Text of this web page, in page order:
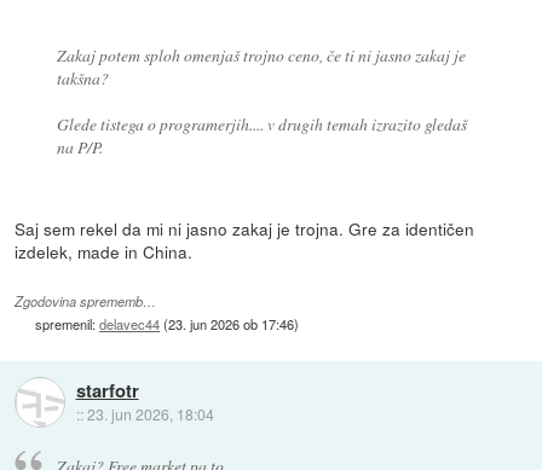
Zakaj potem sploh omenjaš trojno ceno, če ti ni jasno zakaj je
takšna?
Glede tistega o programerjih.... v drugih temah izrazito gledaš
na P/P.
Saj sem rekel da mi ni jasno zakaj je trojna. Gre za identičen
izdelek, made in China.
Zgodovina sprememb…
spremenil:delavec44(23. jun 2026 ob 17:46)
starfotr
::23. jun 2026, 18:04